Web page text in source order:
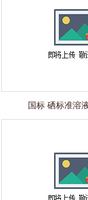
国标 硒标准溶